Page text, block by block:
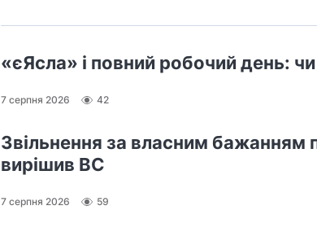
«єЯсла» і повний робочий день:
7 серпня 2026 42
Звільнення за власним бажанням
вирішив ВС
7 серпня 2026 59